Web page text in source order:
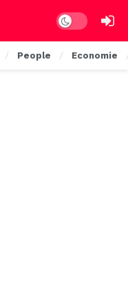
Dark mode
People Economie